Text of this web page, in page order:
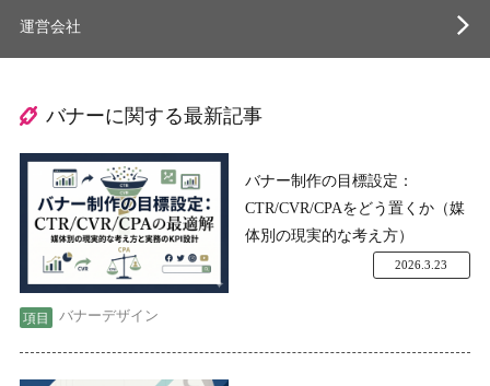
運営会社
バナーに関する最新記事
バナー制作の目標設定：
CTR/CVR/CPAをどう置くか（媒
体別の現実的な考え方）
バナーデザイン
2026.3.23